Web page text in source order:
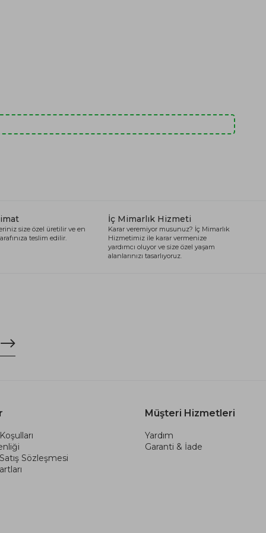
size özel üretilir ve en
teslim edilir.
İç Mimarlık Hizmeti
Karar veremiyor musunuz? İç Mimarlık
Hizmetimiz ile karar vermenize
yardımcı oluyor ve size özel yaşam
alanlarınızı tasarlıyoruz.
Sözleşmesi
Müşteri Hizmetleri
Yardım
Garanti & İade